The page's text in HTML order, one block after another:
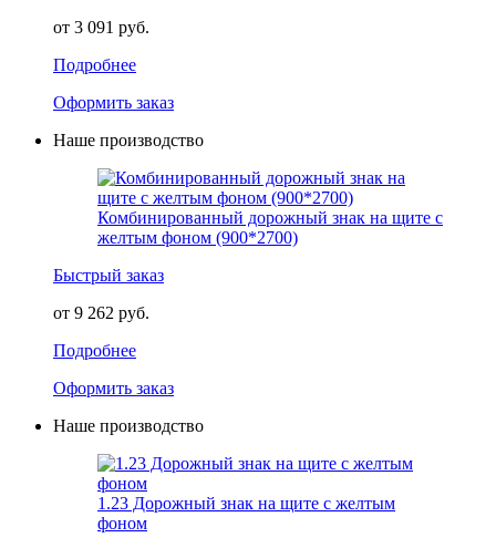
от 3 091 руб.
Подробнее
Оформить заказ
Наше производство
Комбинированный дорожный знак на щите с
желтым фоном (900*2700)
Быстрый заказ
от 9 262 руб.
Подробнее
Оформить заказ
Наше производство
1.23 Дорожный знак на щите с желтым
фоном